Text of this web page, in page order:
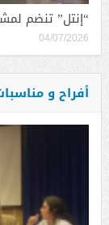
“إنتل” تنضم
04/07/2026
أفراح و